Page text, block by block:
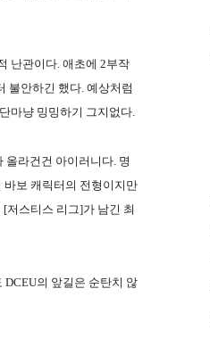
난관이다. 애초에 2부작
불안하긴 했다. 예상처럼
마냥 밍밍하기 그지없다.
올라건건 아이러니다. 명
바보 캐릭터의 전형이지만
저스티스 리그]가 남긴 최
의 앞길은 순탄치 않